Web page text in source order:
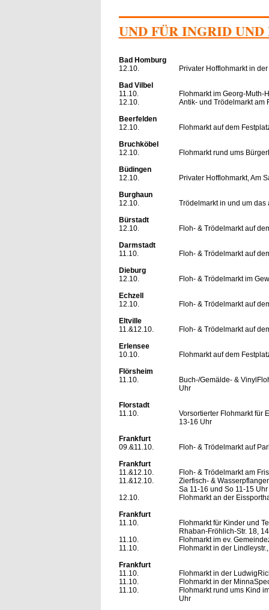
UND FÜR INGRID
Bad Homburg
12.10.
Privater Hofflohmarkt in
Bad Vilbel
11.10.
Flohmarkt im Georg-Muth-
12.10.
Antik- und Trödelmarkt am
Beerfelden
12.10.
Flohmarkt auf dem
Bruchköbel
12.10.
Flohmarkt rund ums
Büdingen
12.10.
Privater Hofflohmarkt, Am
Burghaun
12.10.
Trödelmarkt in und um
Bürstadt
12.10.
Floh- & Trödelmarkt auf
Darmstadt
11.10.
Floh- & Trödelmarkt auf
Dieburg
12.10.
Floh- & Trödelmarkt im
Echzell
12.10.
Floh- & Trödelmarkt auf
Eltville
11.&12.10.
Floh- & Trödelmarkt auf
Erlensee
10.10.
Flohmarkt auf dem
Flörsheim
11.10.
Buch-/Gemälde- &
Uhr
Florstadt
11.10.
Vorsortierter Flohmarkt für
13-16 Uhr
Frankfurt
09.&11.10.
Floh- & Trödelmarkt auf
Frankfurt
11.&12.10.
Floh- & Trödelmarkt am
11.&12.10.
Zierfisch- &
Sa 11-16 und So 11-15 Uhr
12.10.
Flohmarkt an der
Frankfurt
11.10.
Flohmarkt für Kinder und
Rhaban-Fröhlich-Str. 18,
11.10.
Flohmarkt im ev.
11.10.
Flohmarkt in der
Frankfurt
11.10.
Flohmarkt in der
11.10.
Flohmarkt in der
11.10.
Flohmarkt rund ums Kind
Uhr